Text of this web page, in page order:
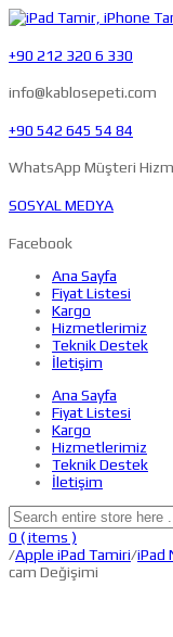
+90 212 320 6 330
info@kablosepeti.com
+90 542 645 54 84
WhatsApp Müşteri
SOSYAL MEDYA
Facebook
Ana Sayfa
Fiyat Listesi
Kargo
Hizmetlerimiz
Teknik Destek
İletişim
Ana Sayfa
Fiyat Listesi
Kargo
Hizmetlerimiz
Teknik Destek
İletişim
0 ( items )
/Apple iPad Tamiri/iPad
cam Değişimi